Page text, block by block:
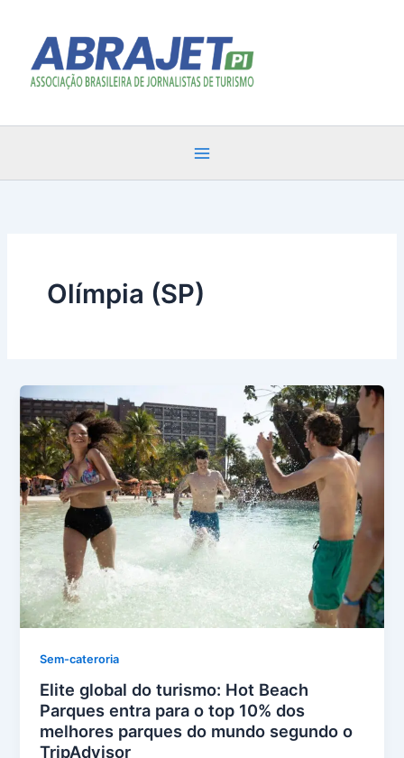
conteúdo
Olímpia (SP)
Sem-cateroria
Elite global do turismo: Hot Beach
Parques entra para o top 10% dos
melhores parques do mundo segundo o
TripAdvisor